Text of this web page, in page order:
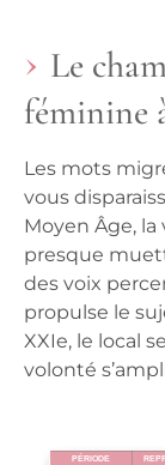
Le
féminine
Les mots
vous
Moyen Âge,
presque
des voix
propulse le
XXIe, le local
volonté
PÉRIODE